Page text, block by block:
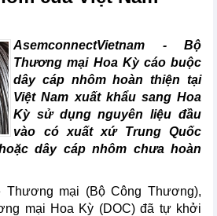
AsemconnectVietnam - Bộ
Thương mại Hoa Kỳ cáo buộc
dây cáp nhôm hoàn thiện tại
Việt Nam xuất khẩu sang Hoa
Kỳ sử dụng nguyên liệu đầu
vào có xuất xứ Trung Quốc
dây cáp nhôm chưa hoàn
Thương mại (Bộ Công Thương),
mại Hoa Kỳ (DOC) đã tự khởi